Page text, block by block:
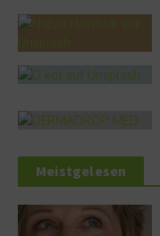
Meistgelesen